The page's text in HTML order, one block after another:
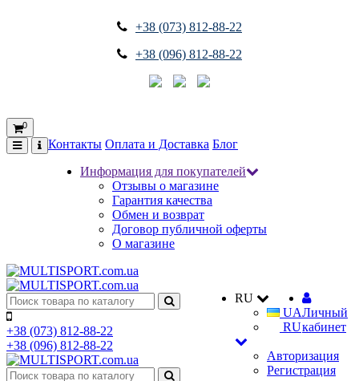
+38 (073) 812-88-22
+38 (096) 812-88-22
0
Контакты Оплата и Доставка Блог
Информация для покупателей
Отзывы о магазине
Гарантия качества
Обмен и возврат
Договор публичной оферты
О магазине
RU
UA
RU
Личный
кабинет
Авторизация
Регистрация
+38 (073) 812-88-22
+38 (096) 812-88-22